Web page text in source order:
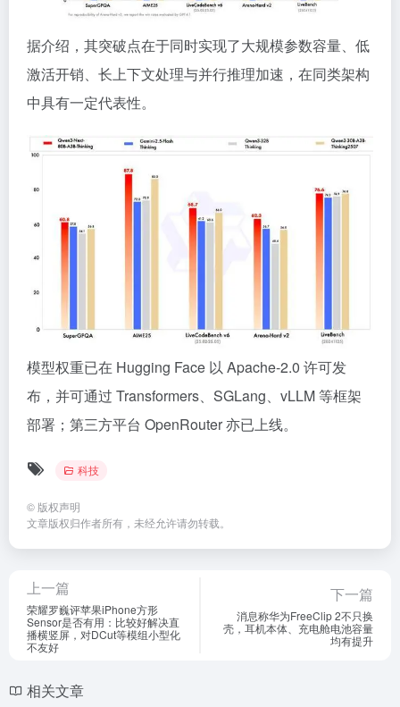
据介绍，其突破点在于同时实现了大规模参数容量、低
激活开销、长上下文处理与并行推理加速，在同类架构
中具有一定代表性。
模型权重已在 Hugging Face 以 Apache-2.0 许可发
布，并可通过 Transformers、SGLang、vLLM 等框架
部署；第三方平台 OpenRouter 亦已上线。
科技
© 版权声明
文章版权归作者所有，未经允许请勿转载。
上一篇
荣耀罗巍评苹果iPhone方形
Sensor是否有用：比较好解决直
播横竖屏，对DCut等模组小型化
不友好
下一篇
消息称华为FreeClip 2不只换
壳，耳机本体、充电舱电池容量
均有提升
相关文章